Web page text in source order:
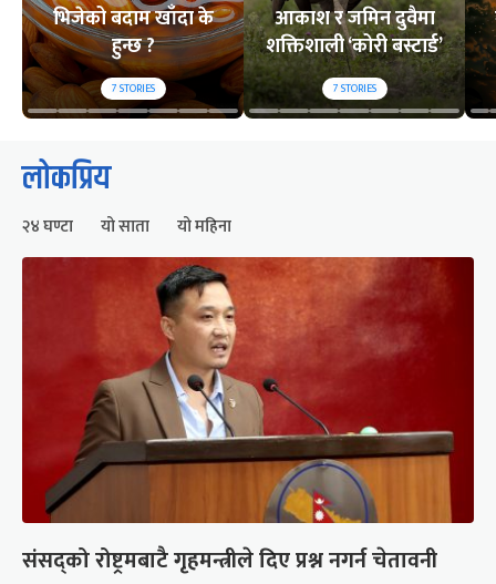
भिजेको बदाम खाँदा के
हुन्छ ?
7STORIES
आकाश र जमिन दुवैमा
शक्तिशाली ‘कोरी बस्टार्ड’
7STORIES
लोकप्रिय
२४ घण्टा यो साता यो महिना
संसद्को रोष्ट्रमबाटै गृहमन्त्रीले दिए प्रश्न नगर्न चेतावनी